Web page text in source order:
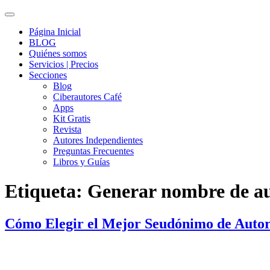
Página Inicial
BLOG
Quiénes somos
Servicios | Precios
Secciones
Blog
Ciberautores Café
Apps
Kit Gratis
Revista
Autores Independientes
Preguntas Frecuentes
Libros y Guías
Etiqueta: Generar nombre de
Cómo Elegir el Mejor Seudónimo de